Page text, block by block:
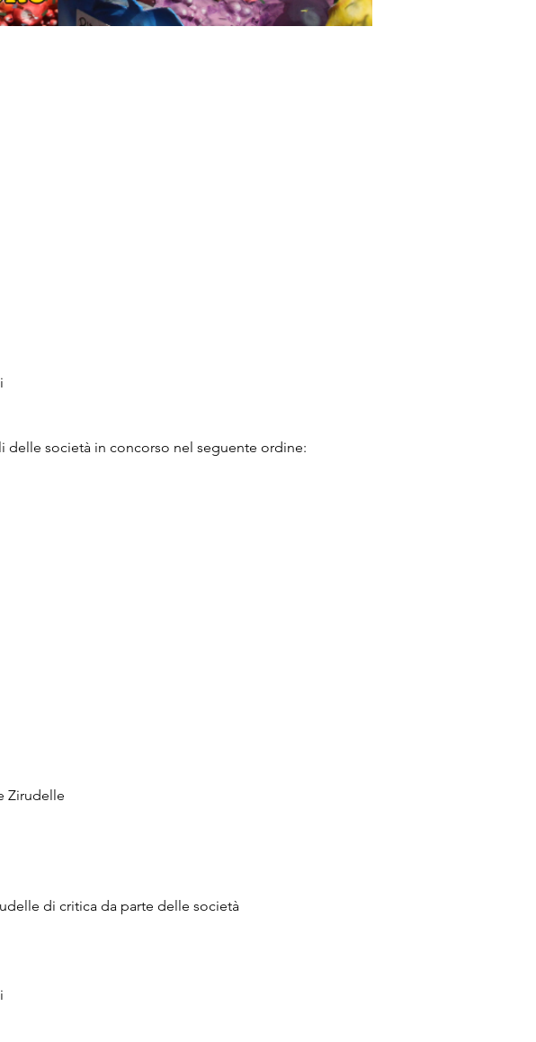
delle società in concorso nel seguente ordine:
Zirudelle
di critica da parte delle società